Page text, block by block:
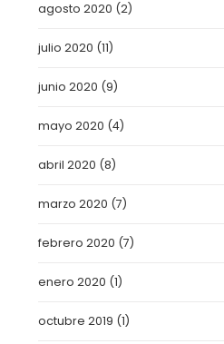
agosto 2020 (2)
julio 2020 (11)
junio 2020 (9)
mayo 2020 (4)
abril 2020 (8)
marzo 2020 (7)
febrero 2020 (7)
enero 2020 (1)
octubre 2019 (1)